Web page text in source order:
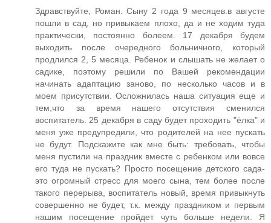
Здравствуйте, Роман. Сыну 2 года 9 месяцев.в августе
пошли в сад, но привыкаем плохо, да и не ходим туда
практически, постоянно болеем. 17 декабря будем
выходить после очередного больничного, который
продлился 2, 5 месяца. Ребенок и слышать не желает о
садике, поэтому решили по Вашей рекомендации
начинать адаптацию заново, по несколько часов и в
моем присутствии. Осложнилась наша ситуация еще и
тем,что за время нашего отсутствия сменился
воспитатель. 25 декабря в саду будет проходить "ёлка" и
меня уже предупредили, что родителей на нее пускать
не будут. Подскажите как мне быть: требовать, чтобы
меня пустили на праздник вместе с ребенком или вовсе
его туда не пускать? Просто посещение детского сада-
это огромный стресс для моего сына, тем более после
такого перерыва, воспитатель новый, время привыкнуть
совершенно не будет, т.к. между праздником и первым
нашим посещение пройдет чуть больше недели. Я